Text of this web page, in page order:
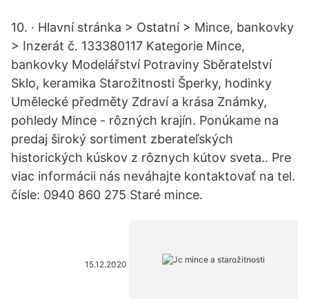
10. · Hlavní stránka > Ostatní > Mince, bankovky
> Inzerát č. 133380117 Kategorie Mince,
bankovky Modelářství Potraviny Sběratelství
Sklo, keramika Starožitnosti Šperky, hodinky
Umělecké předměty Zdraví a krása Známky,
pohledy Mince - rôzných krajín. Ponúkame na
predaj široký sortiment zberateľských
historických kúskov z rôznych kútov sveta.. Pre
viac informácii nás neváhajte kontaktovať na tel.
čísle: 0940 860 275 Staré mince.
15.12.2020